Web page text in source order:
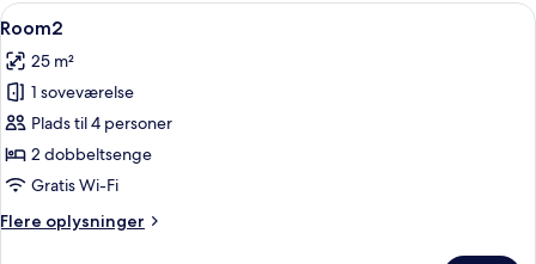
Indlæs
alle
billeder
af
Room2
To enkeltsenge med hvide
5
Room2
25 m²
1 soveværelse
Plads til 4 personer
2 dobbeltsenge
Gratis Wi-Fi
Flere oplysninger
Flere